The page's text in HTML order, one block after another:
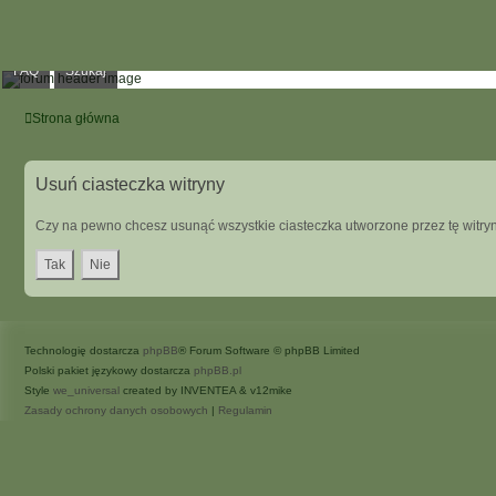
FAQ Szukaj
Strona główna
Usuń ciasteczka witryny
Czy na pewno chcesz usunąć wszystkie ciasteczka utworzone przez tę
Technologię dostarcza phpBB® Forum Software © phpBB Limited
Polski pakiet językowy dostarcza phpBB.pl
Style we_universal created by INVENTEA & v12mike
Zasady ochrony danych osobowych | Regulamin